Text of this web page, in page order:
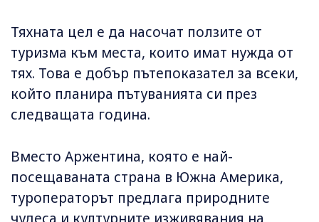
Тяхната цел е да насочат ползите от
туризма към места, които имат нужда от
тях. Това е добър пътепоказател за всеки,
който планира пътуванията си през
следващата година.
Вместо Аржентина, която е най-
посещаваната страна в Южна Америка,
туроператорът предлага природните